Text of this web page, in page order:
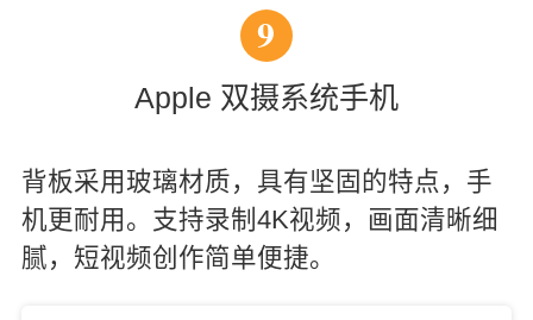
9
Apple 双摄系统手机
背板采用玻璃材质，具有坚固的特点，手
机更耐用。支持录制4K视频，画面清晰细
腻，短视频创作简单便捷。